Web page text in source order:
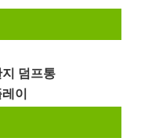
지 덤프통
이